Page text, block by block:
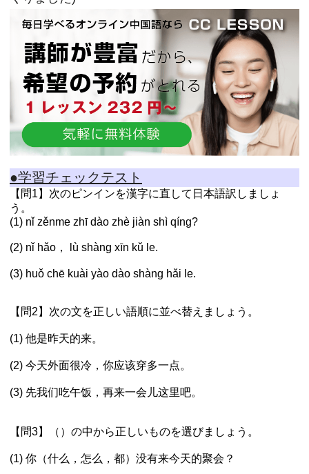
●学習チェックテスト
【問1】次のピンインを漢字に直して日本語訳しましょ
う。
(1) nǐ zěnme zhī dào zhè jiàn shì qíng?
(2) nǐ hǎo， lù shàng xīn kǔ le.
(3) huǒ chē kuài yào dào shàng hǎi le.
【問2】次の文を正しい語順に並べ替えましょう。
(1) 他是昨天的来。
(2) 今天外面很冷，你应该穿多一点。
(3) 先我们吃午饭，再来一会儿这里吧。
【問3】（）の中から正しいものを選びましょう。
(1) 你（什么，怎么，都）没有来今天的聚会？